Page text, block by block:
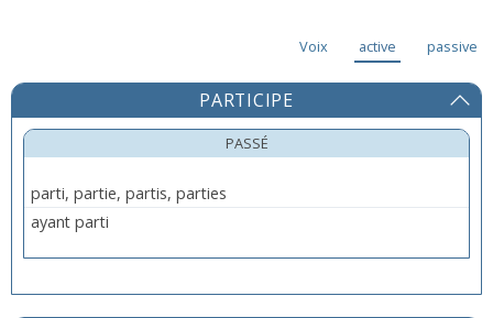
Voix active passive
PARTICIPE
PASSÉ
parti, partie, partis, parties
ayant parti